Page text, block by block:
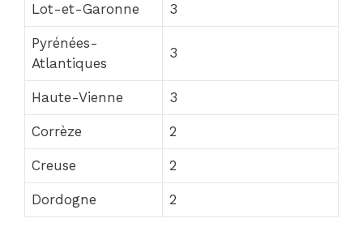
Lot-et-Garonne 3
Pyrénées-
Atlantiques
3
Haute-Vienne 3
Corrèze 2
Creuse 2
Dordogne 2